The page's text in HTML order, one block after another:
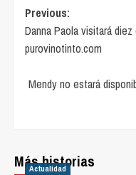
Post
navigation
Previous:
Danna Paola visitará
purovinotinto.com
Mendy no estará
Más historias
Actualidad